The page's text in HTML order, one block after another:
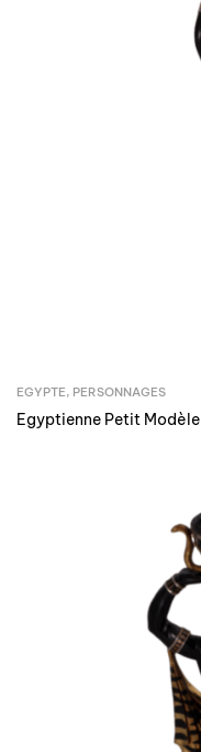
EGYPTE, PERSONNAGES
Egyptienne Petit Modèle